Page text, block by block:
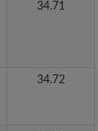
34.71
34.72